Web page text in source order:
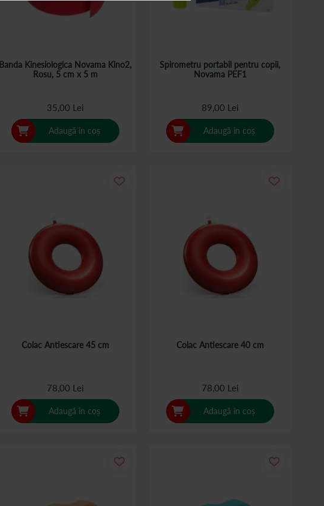
Banda Kinesiologica Novama Kino2,
Rosu, 5 cm x 5 m
35,00 Lei
Adaugă în coș
Spirometru portabil pentru copii,
Novama PEF1
89,00 Lei
Adaugă în coș
Colac Antiescare 45 cm
78,00 Lei
Adaugă în coș
Colac Antiescare 40 cm
78,00 Lei
Adaugă în coș